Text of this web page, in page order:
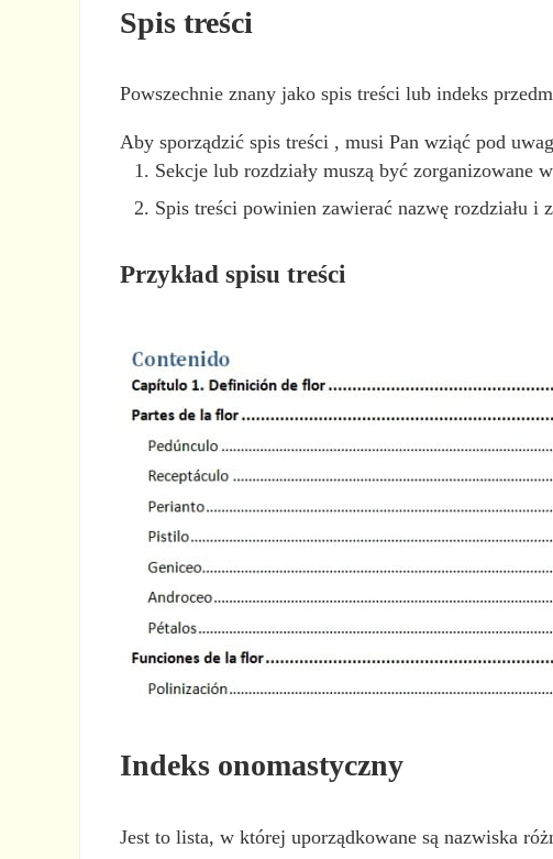
Spis treści
Powszechnie znany jako spis treści lub indeks
Aby sporządzić spis treści , musi Pan wziąć pod
Sekcje lub rozdziały muszą być
Spis treści powinien zawierać nazwę rozdziału i
Przykład spisu treści
Indeks onomastyczny
Jest to lista, w której uporządkowane są nazwiska